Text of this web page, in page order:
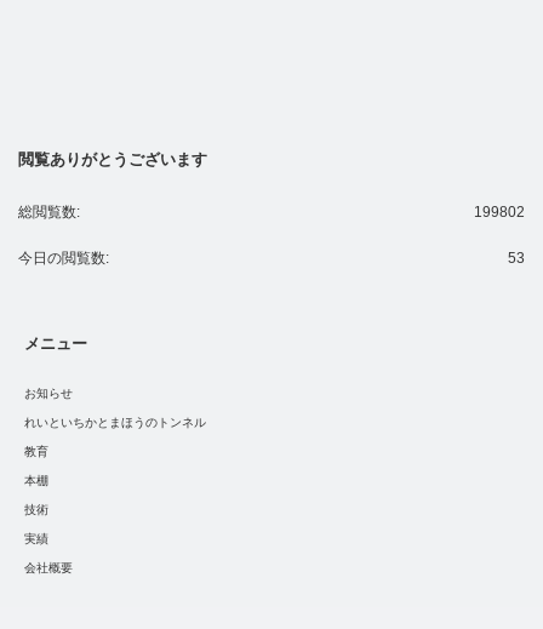
閲覧ありがとうございます
199802
総閲覧数:
53
今日の閲覧数:
メニュー
お知らせ
れいといちかとまほうのトンネル
教育
本棚
技術
実績
会社概要